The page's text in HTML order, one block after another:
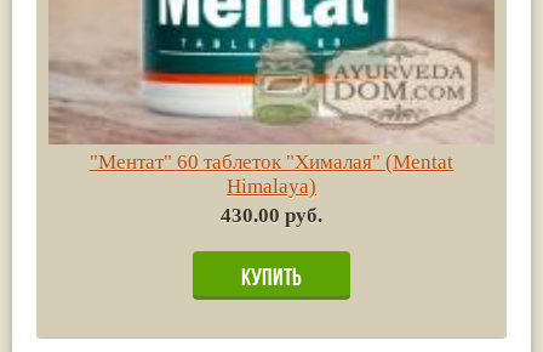
"Ментат" 60 таблеток "Хималая" (Mentat
Himalaya)
430.00 руб.